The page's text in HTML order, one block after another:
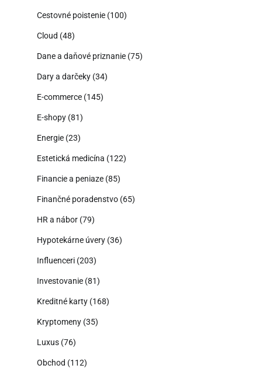
Cestovné poistenie (100)
Cloud (48)
Dane a daňové priznanie (75)
Dary a darčeky (34)
E-commerce (145)
E-shopy (81)
Energie (23)
Estetická medicína (122)
Financie a peniaze (85)
Finančné poradenstvo (65)
HR a nábor (79)
Hypotekárne úvery (36)
Influenceri (203)
Investovanie (81)
Kreditné karty (168)
Kryptomeny (35)
Luxus (76)
Obchod (112)